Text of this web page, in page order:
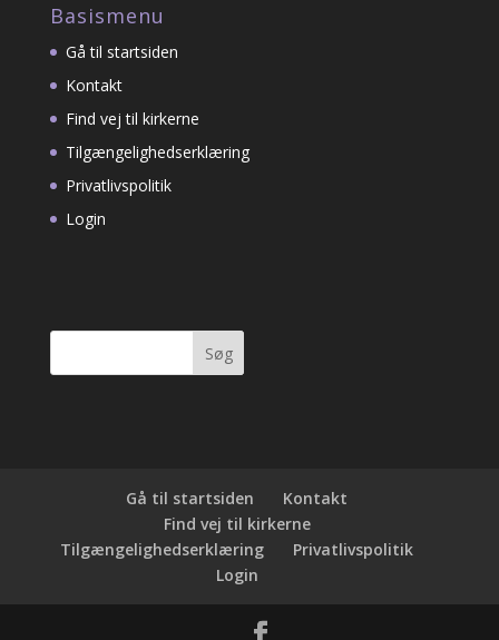
Basismenu
Gå til startsiden
Kontakt
Find vej til kirkerne
Tilgængelighedserklæring
Privatlivspolitik
Login
Søg
Gå til startsiden
Kontakt
Find vej til kirkerne
Tilgængelighedserklæring
Privatlivspolitik
Login